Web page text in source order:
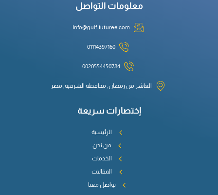
معلومات التواصل
Info@gulf-futuree.com
01114397160
0020554450784
العاشر من رمضان, محافظة الشرقية, مصر
إختصارات سريعة
الرئيسية
من نحن
الخدمات
المقالات
تواصل معنا